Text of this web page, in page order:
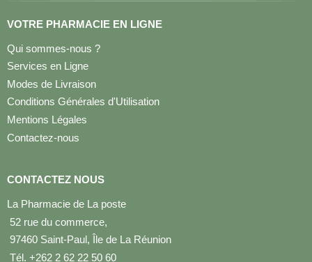
VOTRE PHARMACIE EN LIGNE
Qui sommes-nous ?
Services en Ligne
Modes de Livraison
Conditions Générales d'Utilisation
Mentions Légales
Contactez-nous
CONTACTEZ NOUS
La Pharmacie de La poste
52 rue du commerce,
97460 Saint-Paul, Île de La Réunion
Tél. +262 2 62 22 50 60